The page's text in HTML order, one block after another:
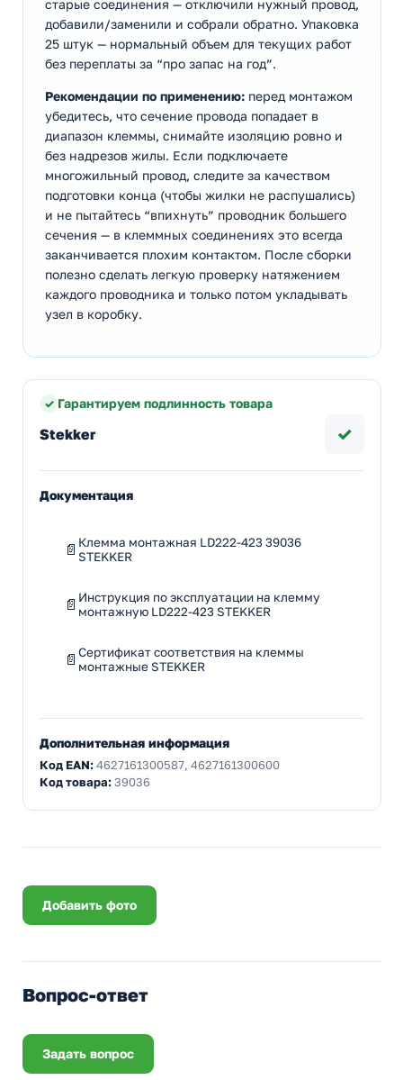
старые соединения — отключили нужный провод,
добавили/заменили и собрали обратно. Упаковка
25 штук — нормальный объем для текущих работ
без переплаты за “про запас на год”.
Рекомендации по применению: перед монтажом
убедитесь, что сечение провода попадает в
диапазон клеммы, снимайте изоляцию ровно и
без надрезов жилы. Если подключаете
многожильный провод, следите за качеством
подготовки конца (чтобы жилки не распушались)
и не пытайтесь “впихнуть” проводник большего
сечения — в клеммных соединениях это всегда
заканчивается плохим контактом. После сборки
полезно сделать легкую проверку натяжением
каждого проводника и только потом укладывать
узел в коробку.
Гарантируем подлинность товара
Stekker ✓
Документация
Клемма монтажная LD222-423 39036
STEKKER
Инструкция по эксплуатации на клемму
монтажную LD222-423 STEKKER
Сертификат соответствия на клеммы
монтажные STEKKER
Дополнительная информация
Код EAN:4627161300587, 4627161300600
Код товара:39036
Добавить фото
Вопрос-ответ
Задать вопрос